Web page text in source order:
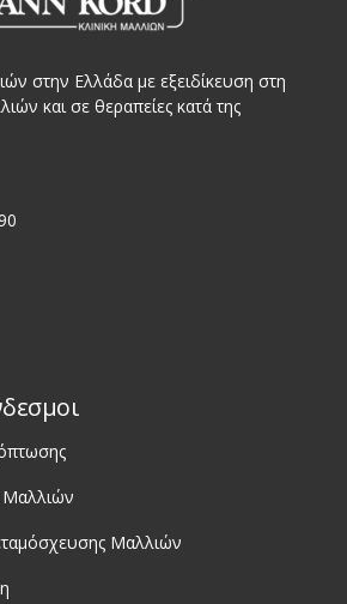
στην Ελλάδα με εξειδίκευση στη
και σε θεραπείες κατά της
Μαλλιών